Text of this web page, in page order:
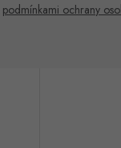
podmínkami ochrany